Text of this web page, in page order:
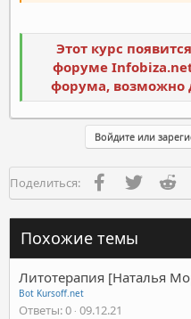
Этот курс
форуме
форума, возможно
Войдите или
Поделиться: FacebookTwitter
Похожие темы
Литотерапия [Наталья
Bot Kursoff.net
Ответы 0 09.12.21